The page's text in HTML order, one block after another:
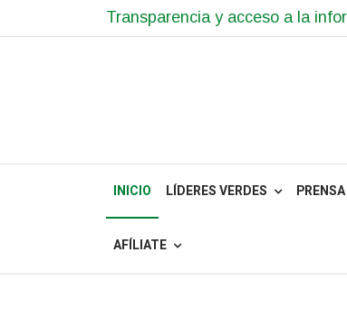
Transparencia y acceso a la
INICIO LÍDERES VERDES PRENSA
AFÍLIATE